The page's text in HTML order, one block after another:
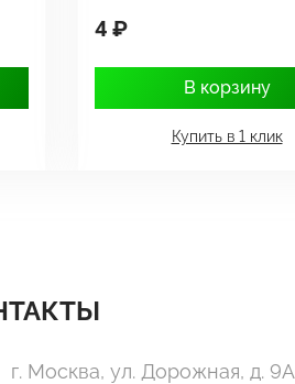
4 ₽
В корзину
Купить в 1 клик
г. Москва, ул. Дорожная, д. 9А